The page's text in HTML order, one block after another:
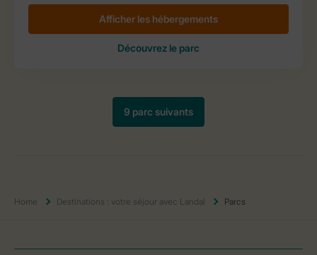
Home Destinations : votre séjour avec Landal Parcs